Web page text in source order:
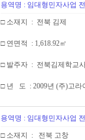
용역명 : 임대형민자사업
□ 소재지 : 전북 김제
□ 연면적 : 1,618.92㎡
□ 발주자 : 전북김제학교
□ 년 도 : 2009년 (주)고라
용역명 : 임대형민자사업
□ 소재지 : 전북 고창